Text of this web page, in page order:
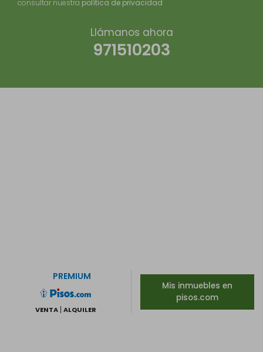
consultar nuestra política de privacidad
Llámanos ahora
971510203
PREMIUM
VENTA ALQUILER
Mis inmuebles en
pisos.com